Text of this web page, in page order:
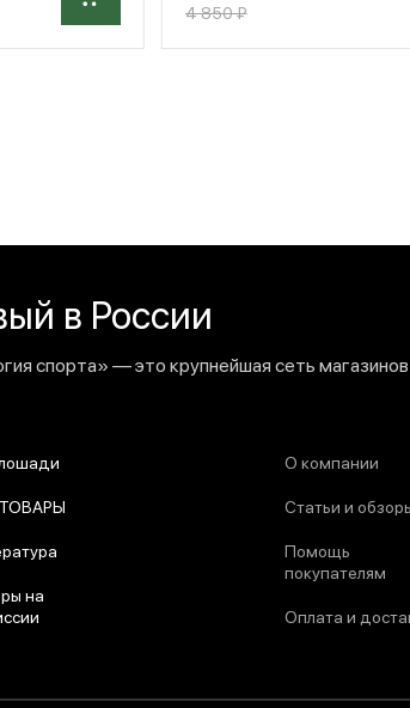
4 850 ₽
в России
спорта» — это крупнейшая сеть
на
О компании
Статьи и
Помощь
покупателям
Оплата и